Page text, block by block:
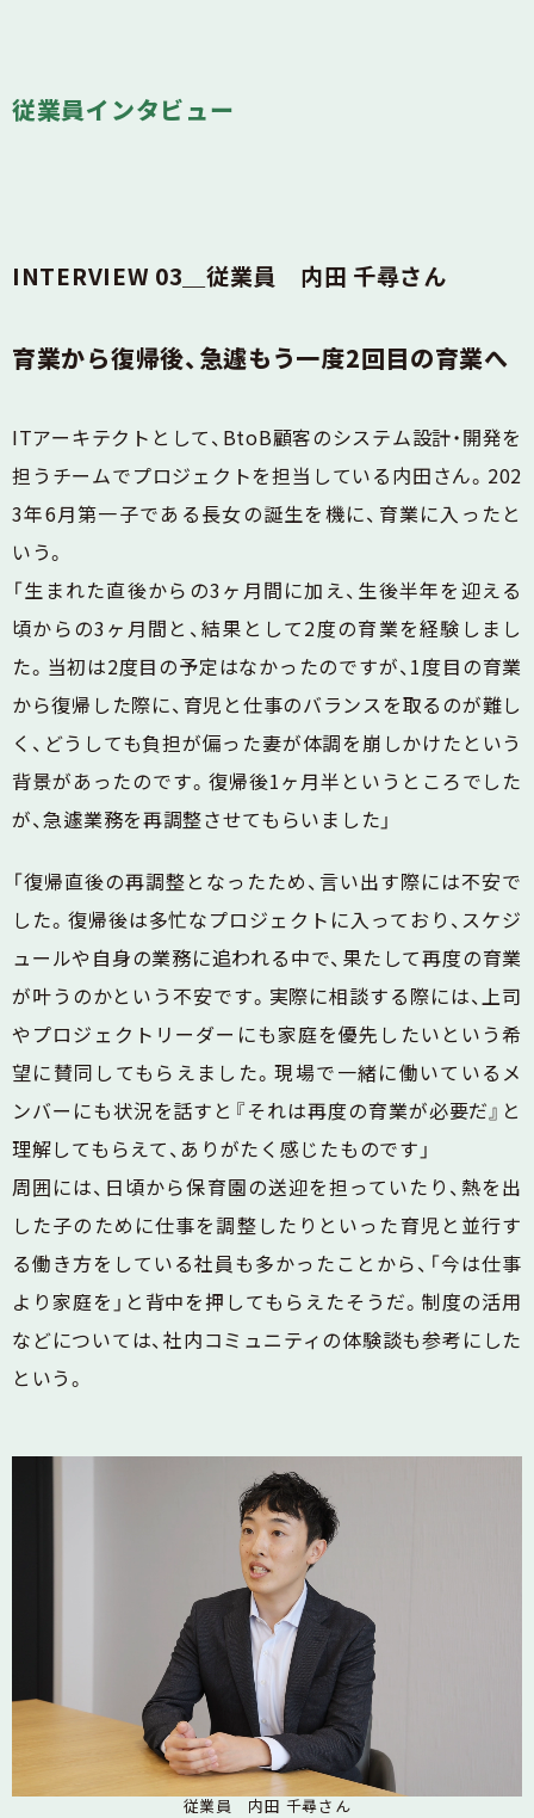
従業員インタビュー
INTERVIEW 03＿従業員 内田 千尋さん
育業から復帰後、急遽もう一度2回目の育業へ
ITアーキテクトとして、BtoB顧客のシステム設計・開発を
担うチームでプロジェクトを担当している内田さん。202
3年6月第一子である長女の誕生を機に、育業に入ったと
いう。
「生まれた直後からの3ヶ月間に加え、生後半年を迎える
頃からの3ヶ月間と、結果として2度の育業を経験しまし
た。当初は2度目の予定はなかったのですが、1度目の育業
から復帰した際に、育児と仕事のバランスを取るのが難し
く、どうしても負担が偏った妻が体調を崩しかけたという
背景があったのです。復帰後1ヶ月半というところでした
が、急遽業務を再調整させてもらいました」
「復帰直後の再調整となったため、言い出す際には不安で
した。復帰後は多忙なプロジェクトに入っており、スケジ
ュールや自身の業務に追われる中で、果たして再度の育業
が叶うのかという不安です。実際に相談する際には、上司
やプロジェクトリーダーにも家庭を優先したいという希
望に賛同してもらえました。現場で一緒に働いているメ
ンバーにも状況を話すと『それは再度の育業が必要だ』と
理解してもらえて、ありがたく感じたものです」
周囲には、日頃から保育園の送迎を担っていたり、熱を出
した子のために仕事を調整したりといった育児と並行す
る働き方をしている社員も多かったことから、「今は仕事
より家庭を」と背中を押してもらえたそうだ。制度の活用
などについては、社内コミュニティの体験談も参考にした
という。
従業員 内田 千尋さん